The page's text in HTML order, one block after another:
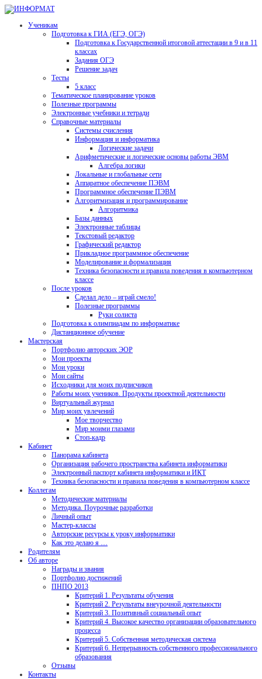
Ученикам
Подготовка к ГИА (ЕГЭ, ОГЭ)
Подготовка к Государственной итоговой аттестации в 9 и в 11
классах
Задания ОГЭ
Решение задач
Тесты
5 класс
Тематическое планирование уроков
Полезные программы
Электронные учебники и тетради
Справочные материалы
Системы счисления
Информация и информатика
Логические задачи
Арифметические и логические основы работы ЭВМ
Алгебра логики
Локальные и глобальные сети
Аппаратное обеспечение ПЭВМ
Программное обеспечение ПЭВМ
Алгоритмизация и программирование
Алгоритмика
Базы данных
Электронные таблицы
Текстовый редактор
Графический редактор
Прикладное программное обеспечение
Моделирование и формализация
Техника безопасности и правила поведения в компьютерном
классе
После уроков
Сделал дело – играй смело!
Полезные программы
Руки солиста
Подготовка к олимпиадам по информатике
Дистанционное обучение
Мастерская
Портфолио авторских ЭОР
Мои проекты
Мои уроки
Мои сайты
Исходники для моих подписчиков
Работы моих учеников. Продукты проектной деятельности
Виртуальный журнал
Мир моих увлечений
Мое творчество
Мир моими глазами
Стоп-кадр
Кабинет
Панорама кабинета
Организация рабочего пространства кабинета информатики
Электронный паспорт кабинета информатики и ИКТ
Техника безопасности и правила поведения в компьютерном классе
Коллегам
Методические материалы
Методика. Поурочные разработки
Личный опыт
Мастер-классы
Авторские ресурсы к уроку информатики
Как это делаю я …
Родителям
Об авторе
Награды и звания
Портфолио достижений
ПНПО 2013
Критерий 1. Результаты обучения
Критерий 2. Результаты внеурочной деятельности
Критерий 3. Позитивный социальный опыт
Критерий 4. Высокое качество организации образовательного
процесса
Критерий 5. Собственная методическая система
Критерий 6. Непрерывность собственного профессионального
образования
Отзывы
Контакты